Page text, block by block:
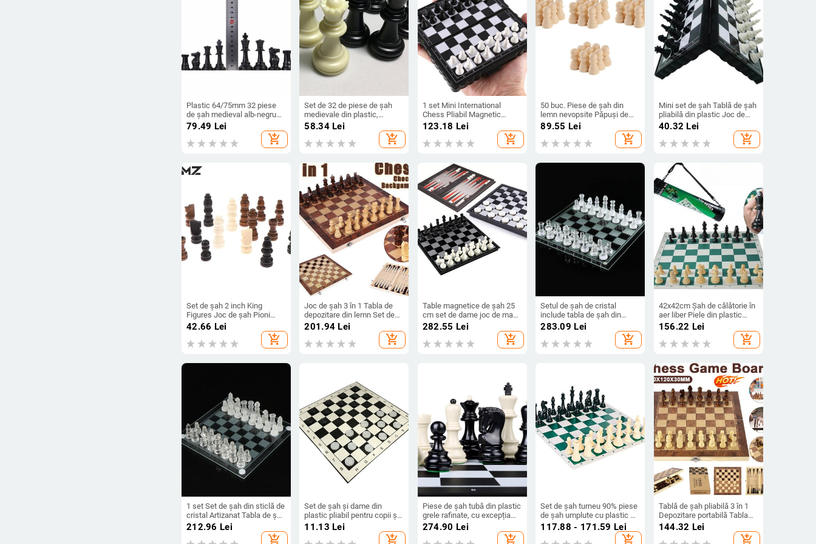
Plastic 64/75mm 32 piese
de șah medieval alb-negru
Set complet de șah Joc
internațional de șah cu
cuvinte Divertisment dame
79.49 Lei
add_shopping_cart
Set de 32 de piese de șah
medievale din plastic,
înălțime rege, 49 mm, joc de
șah, piese de șah standard
pentru competiții
internaționale Dropship
58.34Lei
add_shopping_cart
1 set Mini International
Chess Pliabil Magnetic
Plastic Chessboard Game
Portable Kids Toy Portable
123.18 Lei
add_shopping_cart
50 buc. Piese de șah din
lemn nevopsite Păpuși de
șah nefinisate din lemn
Păpuși de șah pictate DIY
Piese de șah graffiti Piese
89.55 Lei
add_shopping_cart
Mini set de șah Tablă de șah
pliabilă din plastic Joc de
masă ușoară Jucărie
portabilă pentru copii în aer
liber
40.32 Lei
add_shopping_cart
Set de șah 2 inch King
Figures Joc de șah Pioni
Figurină Backgammon Piese
Piese de șah din lemn
Accesorii de divertisment
42.66 Lei
add_shopping_cart
Joc de șah 3 în 1 Tabla de
depozitare din lemn Set de
șah Tabla de șah digitală
profesională Ceasuri pentru
joc de competiție de șah
201.94 Lei
add_shopping_cart
Table magnetice de șah 25
cm set de dame joc de masă
pliabil pentru drum
internațional șah pliabil joc
de masă portabil
282.55 Lei
add_shopping_cart
Setul de șah de cristal
include tabla de șah din
sticlă mată/lustruită și 32 de
piese de șah, set de șah de
cristal pentru adulți
283.09 Lei
add_shopping_cart
42x42cm Șah de călătorie în
aer liber Piele din plastic
Piese alb-negru Butoaie
Piese tridimensionale Șah
portabil
156.22 Lei
add_shopping_cart
1 set Set de șah din sticlă de
cristal Artizanat Tabla de șah
din acril Anti-spărtură Piese
de șah din sticlă elegantă
212.96 Lei
add_shopping_cart
Set de șah și dame din
plastic pliabil pentru copii și
adulți
11.13 Lei
add_shopping_cart
Piese de șah tubă din plastic
grele rafinate, cu excepția
jocurilor de divertisment la
domiciliu nemagnetice cu
274.90 Lei
add_shopping_cart
Set de șah turneu 90% piese
de șah umplute cu plastic și
joc de masă de șah din vinil
roll-up verde
117.88 - 171.59 Lei
add_shopping_cart
Tablă de șah pliabilă 3 în 1
Depozitare portabilă Tabla
de joc de șah din lemn
Jocuri educaționale Tabla de
144.32 Lei
add_shopping_cart